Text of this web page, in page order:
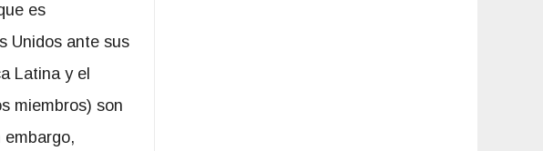
es
Unidos ante sus
Latina y el
miembros) son
embargo,